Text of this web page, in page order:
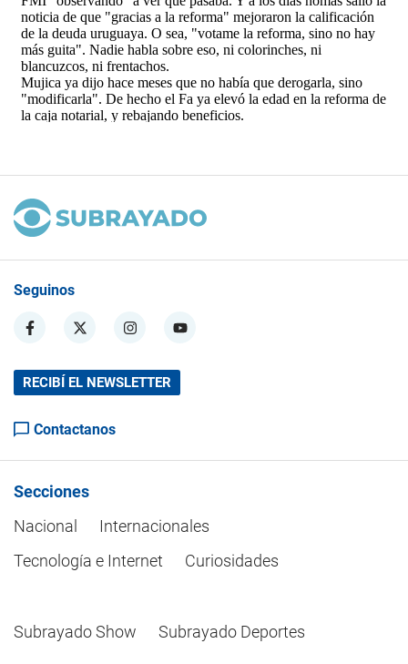
Seguinos
RECIBÍ EL NEWSLETTER
Contactanos
Secciones
Nacional
Internacionales
Tecnología e Internet
Curiosidades
Subrayado Show Subrayado Deportes